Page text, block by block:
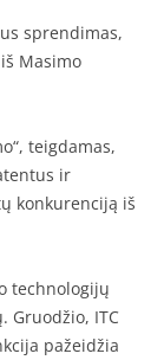
sprendimas,
Masimo
teigdamas,
ir
konkurenciją iš
technologijų
Gruodžio, ITC
pažeidžia